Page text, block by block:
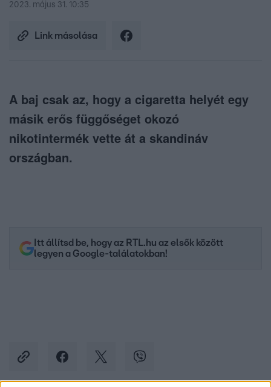
2023. május 31. 10:35
Link másolása
A baj csak az, hogy a cigaretta helyét egy
másik erős függőséget okozó
nikotintermék vette át a skandináv
országban.
Itt állítsd be, hogy az RTL.hu az elsők között
legyen a Google-találatokban!